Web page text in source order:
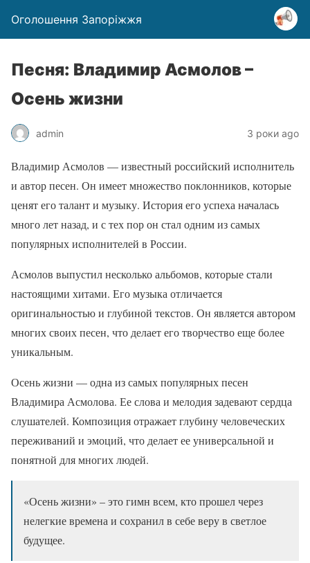
Оголошення Запоріжжя
Песня: Владимир Асмолов –
Осень жизни
admin 3 роки ago
Владимир Асмолов — известный российский исполнитель
и автор песен. Он имеет множество поклонников, которые
ценят его талант и музыку. История его успеха началась
много лет назад, и с тех пор он стал одним из самых
популярных исполнителей в России.
Асмолов выпустил несколько альбомов, которые стали
настоящими хитами. Его музыка отличается
оригинальностью и глубиной текстов. Он является автором
многих своих песен, что делает его творчество еще более
уникальным.
Осень жизни — одна из самых популярных песен
Владимира Асмолова. Ее слова и мелодия задевают сердца
слушателей. Композиция отражает глубину человеческих
переживаний и эмоций, что делает ее универсальной и
понятной для многих людей.
«Осень жизни» – это гимн всем, кто прошел через
нелегкие времена и сохранил в себе веру в светлое
будущее.